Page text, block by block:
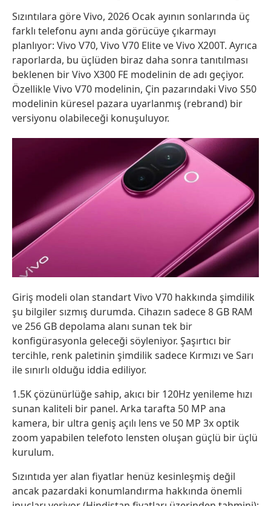
Sızıntılara göre Vivo, 2026 Ocak ayının sonlarında üç
farklı telefonu aynı anda görücüye çıkarmayı
planlıyor: Vivo V70, Vivo V70 Elite ve Vivo X200T. Ayrıca
raporlarda, bu üçlüden biraz daha sonra tanıtılması
beklenen bir Vivo X300 FE modelinin de adı geçiyor.
Özellikle Vivo V70 modelinin, Çin pazarındaki Vivo S50
modelinin küresel pazara uyarlanmış (rebrand) bir
versiyonu olabileceği konuşuluyor.
Giriş modeli olan standart Vivo V70 hakkında şimdilik
şu bilgiler sızmış durumda. Cihazın sadece 8 GB RAM
ve 256 GB depolama alanı sunan tek bir
konfigürasyonla geleceği söyleniyor. Şaşırtıcı bir
tercihle, renk paletinin şimdilik sadece Kırmızı ve Sarı
ile sınırlı olduğu iddia ediliyor.
1.5K çözünürlüğe sahip, akıcı bir 120Hz yenileme hızı
sunan kaliteli bir panel. Arka tarafta 50 MP ana
kamera, bir ultra geniş açılı lens ve 50 MP 3x optik
zoom yapabilen telefoto lensten oluşan güçlü bir üçlü
kurulum.
Sızıntıda yer alan fiyatlar henüz kesinleşmiş değil
ancak pazardaki konumlandırma hakkında önemli